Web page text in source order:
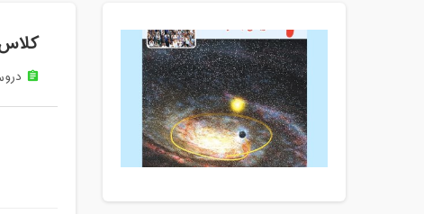
assignment